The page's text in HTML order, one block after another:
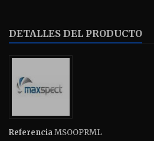
DETALLES DEL PRODUCTO
ReferenciaMSOOPRML